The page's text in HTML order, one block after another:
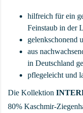
hilfreich für ein
Feinstaub in der
gelenkschonend
aus
in Deutschland
pflegeleicht und
Die Kollektion
80% Kaschmir-